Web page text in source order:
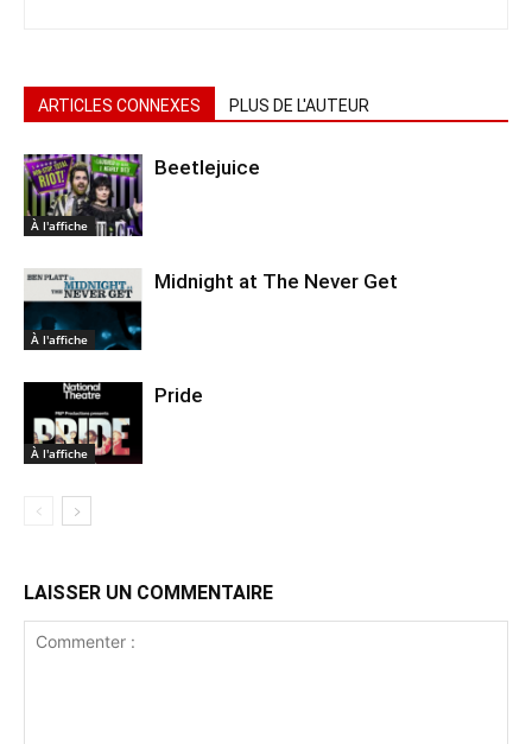
ARTICLES CONNEXES PLUS DE L'AUTEUR
À l'affiche
Beetlejuice
À l'affiche
Midnight at The Never Get
À l'affiche
Pride
LAISSER UN COMMENTAIRE